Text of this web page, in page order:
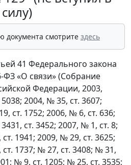
силу)
документа смотрите здесь
41 Федерального закона
ФЗ «О связи» (Собрание
Федерации, 2003,
2004, № 35, ст. 3607;
ст. 1752; 2006, № 6, ст. 636;
ст. 3452; 2007, № 1, ст. 8;
1941; 2009, № 29, ст. 3625;
1737; № 27, ст. 3408; № 31,
№ 9, ст. 1205; № 25, ст. 3535;